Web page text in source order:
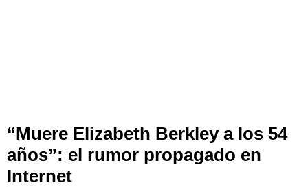
“Muere Elizabeth Berkley a los 54
años”: el rumor propagado en
Internet